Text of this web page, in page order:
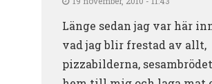
Länge sedan jag var här
vad jag blir frestad av allt,
pizzabilderna,